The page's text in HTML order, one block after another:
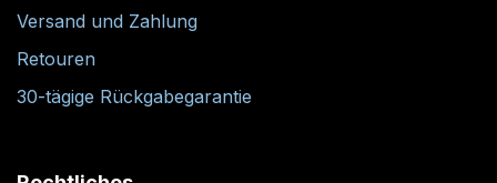
Versand und Zahlung
Retouren
30-tägige Rückgabegarantie